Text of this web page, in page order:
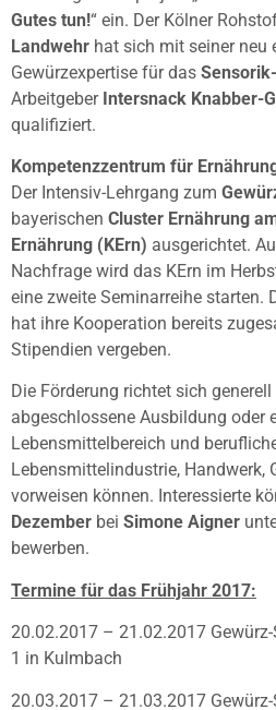
Gutes tun!“ ein. Der Kölner
Landwehr hat sich mit seiner neu
Gewürzexpertise für das
Arbeitgeber Intersnack Knabber-
qualifiziert.
Kompetenzzentrum für
Der Intensiv-Lehrgang zum
bayerischen Cluster Ernährung
Ernährung (KErn) ausgerichtet.
Nachfrage wird das KErn im
eine zweite Seminarreihe starten.
hat ihre Kooperation bereits
Stipendien vergeben.
Die Förderung richtet sich
abgeschlossene Ausbildung oder
Lebensmittelbereich und
Lebensmittelindustrie, Handwerk,
vorweisen können. Interessierte
Dezember bei Simone Aigner
bewerben.
Termine für das Frühjahr 2017:
20.02.2017 – 21.02.2017
1 in Kulmbach
20.03.2017 – 21.03.2017